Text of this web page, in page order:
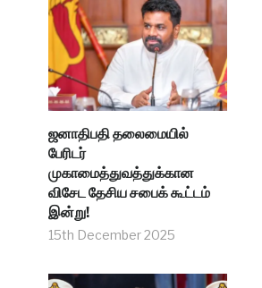
ஜனாதிபதி தலைமையில்
பேரிடர்
முகாமைத்துவத்துக்கான
விசேட தேசிய சபைக் கூட்டம்
இன்று!
15th December 2025